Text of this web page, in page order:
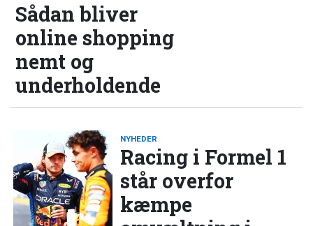
Sådan bliver
online shopping
nemt og
underholdende
NYHEDER
Racing i Formel 1
står overfor
kæmpe